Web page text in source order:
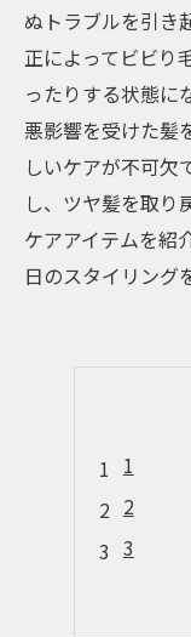
ぬトラブルを引き
正によってビビり
ったりする状態に
悪影響を受けた髪
しいケアが不可欠
し、ツヤ髪を取り
ケアアイテムを紹
日のスタイリング
1
2
3